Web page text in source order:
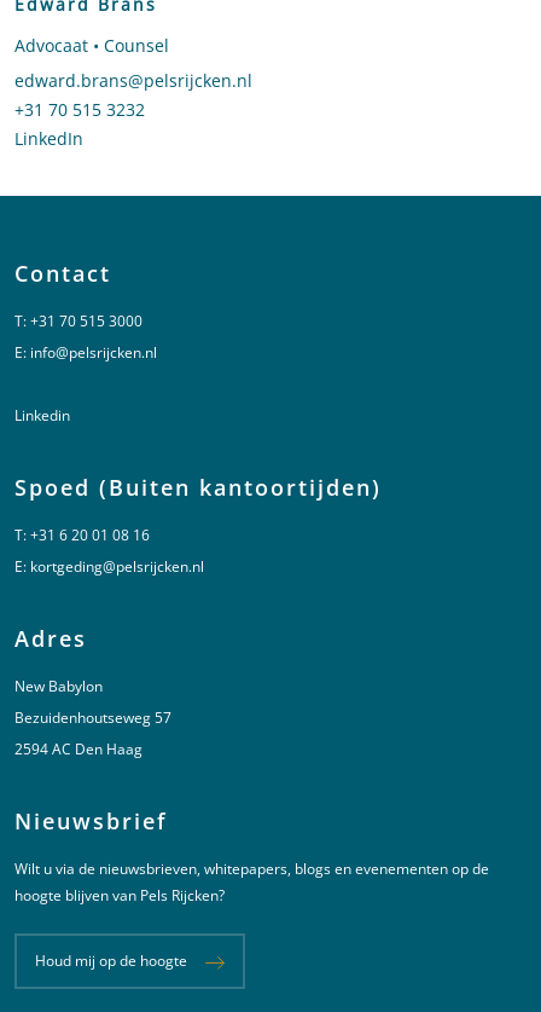
Advocaat • Counsel
Stuur een e-mail naar Edward Brans
edward.brans@pelsrijcken.nl
Bel naar Edward Brans
+31 70 515 3232
LinkedIn
Contact
T:+31 70 515 3000
E: info@pelsrijcken.nl
Linkedin
Spoed (Buiten kantoortijden)
T:+31 6 20 01 08 16
E: kortgeding@pelsrijcken.nl
Adres
New Babylon
Bezuidenhoutseweg 57
2594 AC Den Haag
Nieuwsbrief
Wilt u via de nieuwsbrieven, whitepapers, blogs en evenementen op de
hoogte blijven van Pels Rijcken?
Houd mij op de hoogte